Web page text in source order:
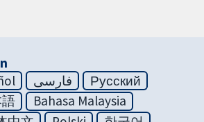
فارسی
Русский
Bahasa Malaysia